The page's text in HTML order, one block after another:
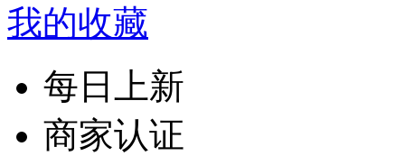
我的收藏
每日上新
商家认证